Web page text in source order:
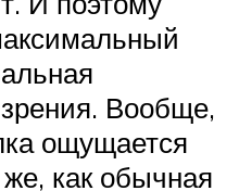
Вообще,
ощущается
как обычная